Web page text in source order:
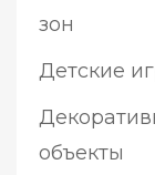
зон
Детские
объекты